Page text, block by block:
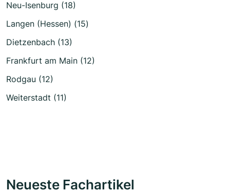
Neu-Isenburg (18)
Langen (Hessen) (15)
Dietzenbach (13)
Frankfurt am Main (12)
Rodgau (12)
Weiterstadt (11)
Neueste Fachartikel